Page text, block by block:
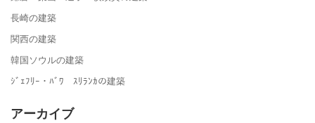
長崎の建築
関西の建築
韓国ソウルの建築
ｼﾞｪﾌﾘｰ・ﾊﾞﾜ ｽﾘﾗﾝｶの建築
アーカイブ